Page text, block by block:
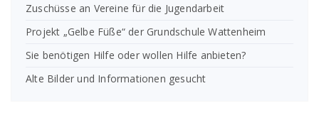
Zuschüsse an Vereine für die Jugendarbeit
Projekt „Gelbe Füße“ der Grundschule Wattenheim
Sie benötigen Hilfe oder wollen Hilfe anbieten?
Alte Bilder und Informationen gesucht